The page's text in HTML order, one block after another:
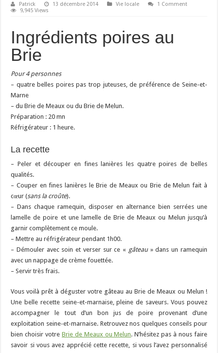
Patrick 13 décembre 2014 Vie locale
1 Comment
9,945 Views
Ingrédients poires au
Brie
Pour 4 personnes
– quatre belles poires pas trop juteuses, de préférence de Seine-et-
Marne
– du Brie de Meaux ou du Brie de Melun.
Préparation : 20 mn
Réfrigérateur : 1 heure.
La recette
– Peler et découper en fines lanières les quatre poires de belles
qualités.
– Couper en fines lanières le Brie de Meaux ou Brie de Melun fait à
cœur (sans la croûte).
– Dans chaque ramequin, disposer en alternance bien serrées une
lamelle de poire et une lamelle de Brie de Meaux ou Melun jusqu’à
garnir complètement ce moule.
– Mettre au réfrigérateur pendant 1h00.
– Démouler avec soin et verser sur ce « gâteau» dans un ramequin
avec un nappage de crème fouettée.
– Servir très frais.
Vous voilà prêt à déguster votre gâteau au Brie de Meaux ou Melun !
Une belle recette seine-et-marnaise, pleine de saveurs. Vous pouvez
accompagner le tout d’un bon jus de poire provenant d’une
exploitation seine-et-marnaise. Retrouvez nos quelques conseils pour
bien choisir votre Brie de Meaux ou Melun. N’hésitez pas à nous faire
savoir si vous avez apprécié cette recette, si vous l’avez personnalisé